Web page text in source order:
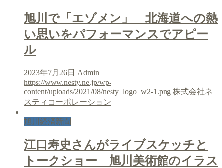
旭川で「エゾメン」 北海道への熱
い思いをパフォーマンスでアピー
ル
2023年7月26日 Admin
https://www.nesty.ne.jp/wp-
content/uploads/2021/08/nesty_logo_w2-1.png 株式会社ネ
スティコーポレーション
旭川経済新聞
江口寿史さんがライブスケッチと
トークショー 旭川美術館のイラス